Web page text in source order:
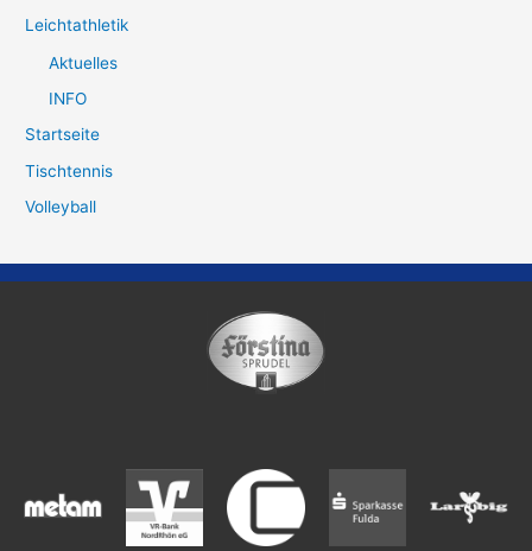
Leichtathletik
Aktuelles
INFO
Startseite
Tischtennis
Volleyball